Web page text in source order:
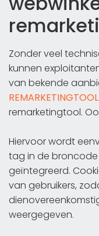
Zonder veel
kunnen
van bekende
remarketingtool.
Hiervoor wordt
tag in de
geïntegreerd.
van gebruikers,
weergegeven.